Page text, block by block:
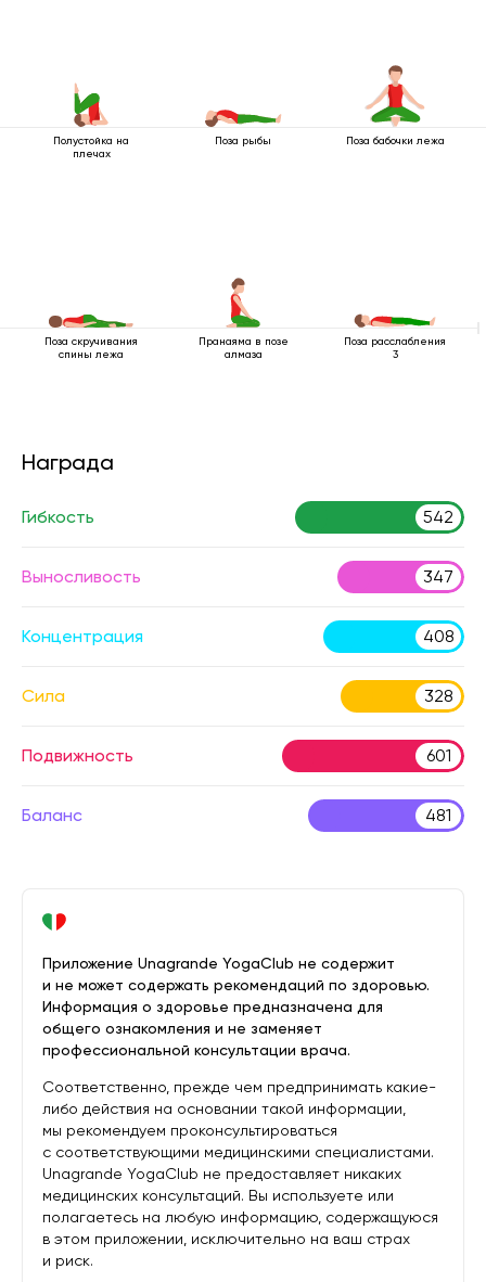
Полустойка на
плечах
Поза рыбы Поза бабочки лежа
Поза скручивания
спины лежа
Пранаяма в позе
алмаза
Поза расслабления
3
Награда
Гибкость 542
Выносливость 347
Концентрация 408
Сила 328
Подвижность 601
Баланс 481
Приложение Unagrande YogaClub не содержит
и не может содержать рекомендаций по здоровью.
Информация о здоровье предназначена для
общего ознакомления и не заменяет
профессиональной консультации врача.
Соответственно, прежде чем предпринимать какие-
либо действия на основании такой информации,
мы рекомендуем проконсультироваться
с соответствующими медицинскими специалистами.
Unagrande YogaClub не предоставляет никаких
медицинских консультаций. Вы используете или
полагаетесь на любую информацию, содержащуюся
в этом приложении, исключительно на ваш страх
и риск.